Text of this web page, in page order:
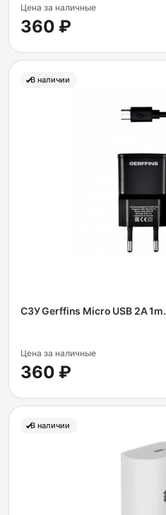
Цена за наличные
360 ₽
В наличии
СЗУ Gerffins Micro USB 2A 1m.
Цена за наличные
360 ₽
В наличии